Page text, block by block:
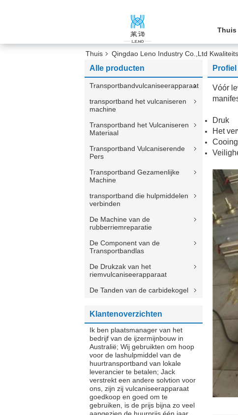
Thuis
Thuis Qingdao Leno Industry Co.,Ltd
Alle producten
Transportbandvulcaniseerapparaat
transportband het vulcaniseren
machine
Transportband het Vulcaniseren
Materiaal
Transportband Vulcaniserende
Pers
Transportband Gezamenlijke
Machine
transportband die hulpmiddelen
verbinden
De Machine van de
rubberriemreparatie
De Component van de
Transportbandlas
De Drukzak van het
riemvulcaniseerapparaat
De Tanden van de carbidekogel
Klantenoverzichten
Ik ben plaatsmanager van het
bedrijf van de ijzermijnbouw in
Australië; Wij gebruikten om hoop
voor de lashulpmiddel van de
huurtransportband van lokale
leverancier te betalen; Jack
verstrekt een andere solvtion voor
ons, zijn zij vulcaniseerapparaat
goedkoop en goed om te
gebruiken, is de prijs bijna zo veel
Profiel
Vóór
Druk
Het
Cooing